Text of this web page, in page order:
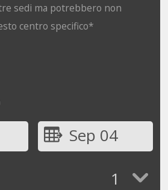
sedi ma potrebbero non
centro specifico*
Sep 04
1